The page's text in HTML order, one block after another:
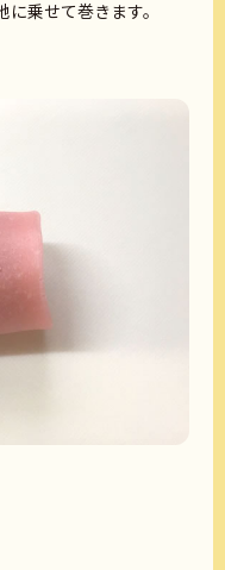
乗せて巻きます。